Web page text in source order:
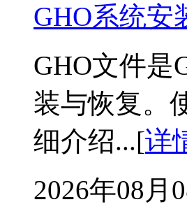
GHO系统安
GHO文件是
装与恢复。
细介绍...[详
2026年08月